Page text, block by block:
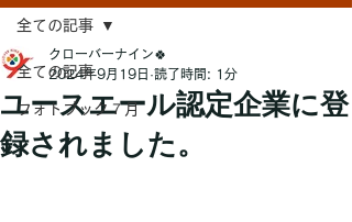
全ての記事
フォトブック７月
全ての記事
ユースエール認定企業に登
録されました。
クローバーナイン🍀
2024年9月19日 読了時間: 1分